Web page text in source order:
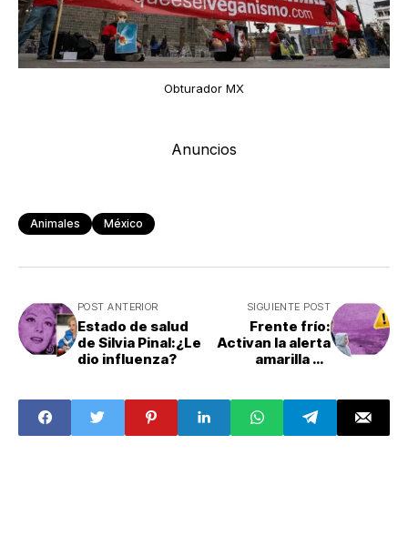
Obturador MX
Anuncios
Animales México
POST ANTERIOR
Estado de salud
de Silvia Pinal:¿Le
dio influenza?
SIGUIENTE POST
Frente frío:
Activan la alerta
amarilla en